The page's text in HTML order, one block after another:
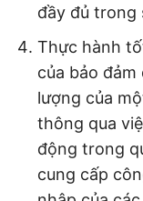
đầy đủ trong
Thực hành
của bảo
lượng của
thông qua
động trong
cung cấp